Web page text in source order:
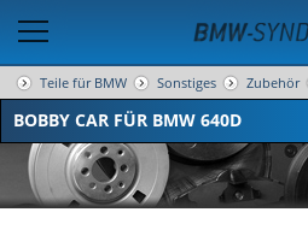
Teile für BMW Sonstiges Zubehör
BOBBY CAR FÜR BMW 640D